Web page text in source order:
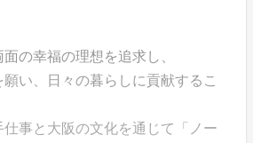
面の幸福の理想を追求し、
い、日々の暮らしに貢献するこ
事と大阪の文化を通じて「ノー